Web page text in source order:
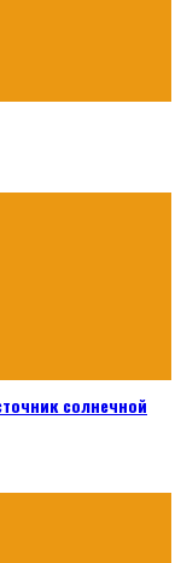
солнечной